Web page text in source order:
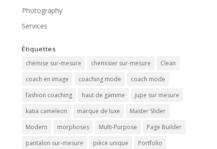
Photography
Services
Étiquettes
chemise sur-mesure chemisier sur-mesure
Clean
coach en image
coaching mode
coach mode
fashion coaching
haut de gamme
jupe sur mesure
katia cameleon
marque de luxe
Master Slider
Modern
morphoses Multi-Purpose
Page Builder
pantalon sur-mesure
pièce unique
Portfolio